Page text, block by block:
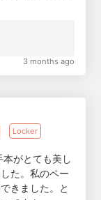
3 months ago
Locker
がとても美し
た。私のペー
きました。と